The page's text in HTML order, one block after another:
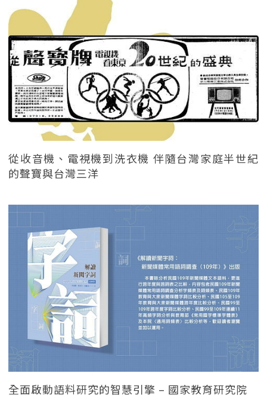
從收音機、電視機到洗衣機 伴隨台灣家庭半世紀
的聲寶與台灣三洋
全面啟動語料研究的智慧引擎 – 國家教育研究院